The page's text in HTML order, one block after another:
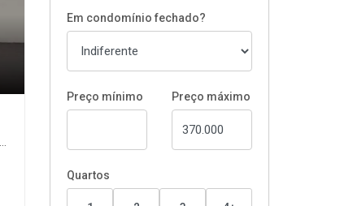
Em condomínio fechado?
Preço mínimo Preço máximo
Quartos